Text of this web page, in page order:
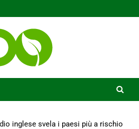
inglese svela i paesi più a rischio